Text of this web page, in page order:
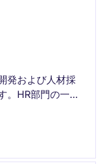
発および人材採
。HR部門の一員